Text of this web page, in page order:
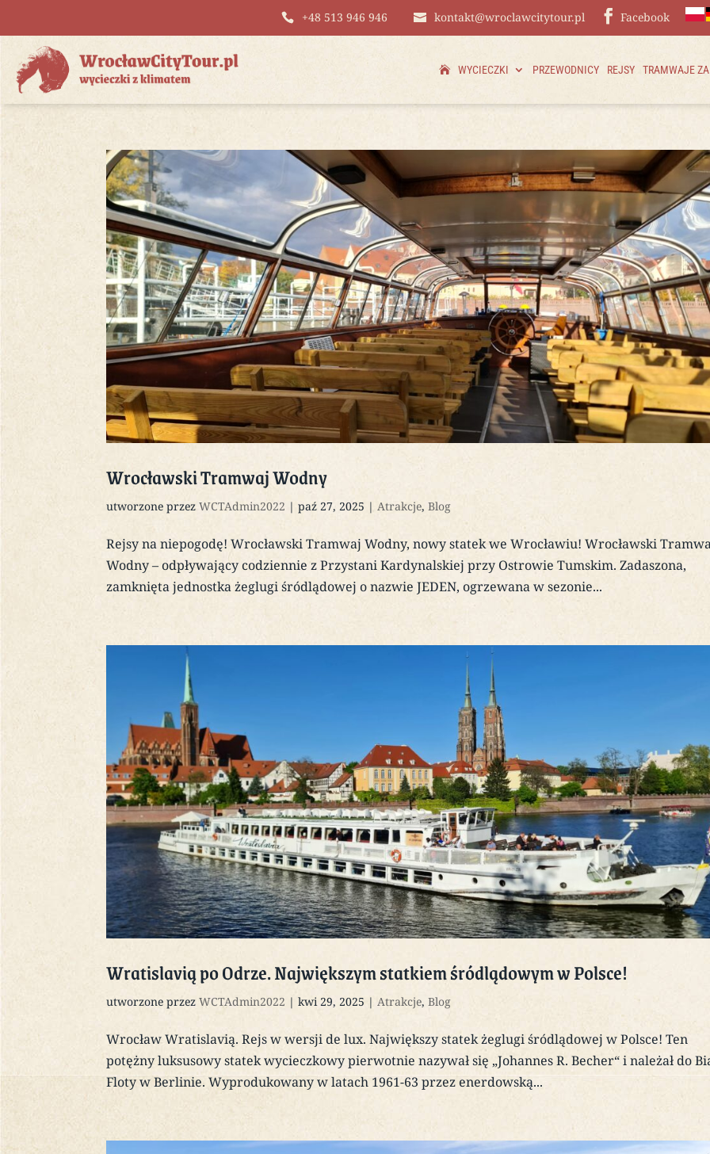
+48 513 946 946 kontakt@wroclawcitytour.pl Facebook
WYCIECZKI PRZEWODNICY REJSY TRAMWAJE
Wrocławski Tramwaj Wodny
utworzone przezWCTAdmin2022 |paź 27, 2025 |Atrakcje,Blog
Rejsy na niepogodę! Wrocławski Tramwaj Wodny, nowy statek we Wrocławiu! Wrocławski
Wodny – odpływający codziennie z Przystani Kardynalskiej przy Ostrowie Tumskim. Zadaszona,
zamknięta jednostka żeglugi śródlądowej o nazwie JEDEN, ogrzewana w sezonie...
Wratislavią po Odrze. Największym statkiem śródlądowym w Polsce!
utworzone przezWCTAdmin2022 |kwi 29, 2025 |Atrakcje,Blog
Wrocław Wratislavią. Rejs w wersji de lux. Największy statek żeglugi śródlądowej w Polsce! Ten
potężny luksusowy statek wycieczkowy pierwotnie nazywał się „Johannes R. Becher“ i należał do
Floty w Berlinie. Wyprodukowany w latach 1961-63 przez enerdowską...